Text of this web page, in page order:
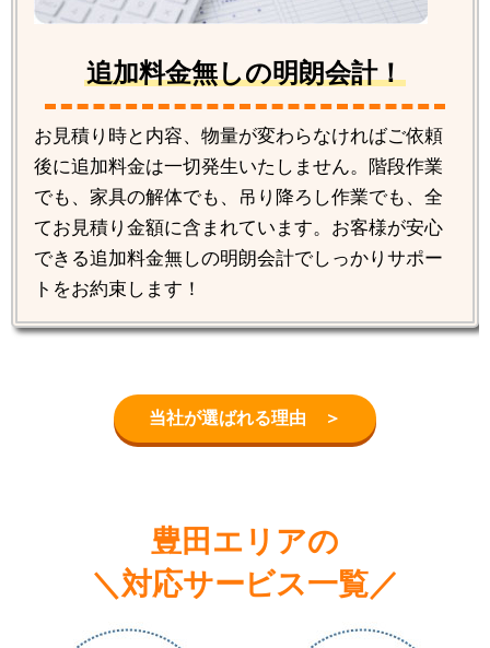
追加料金無しの明朗会計！
お見積り時と内容、物量が変わらなければご依頼
後に追加料金は一切発生いたしません。階段作業
でも、家具の解体でも、吊り降ろし作業でも、全
てお見積り金額に含まれています。お客様が安心
できる追加料金無しの明朗会計でしっかりサポー
トをお約束します！
当社が選ばれる理由 ＞
豊田エリアの
＼対応サービス一覧／